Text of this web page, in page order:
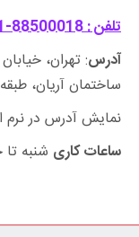
تلفن : 88500018-021
آدرس: تهران،
ساختمان آریان،
نمایش آدرس در نرم
ساعات کاری شنبه تا چهارشنبه 9